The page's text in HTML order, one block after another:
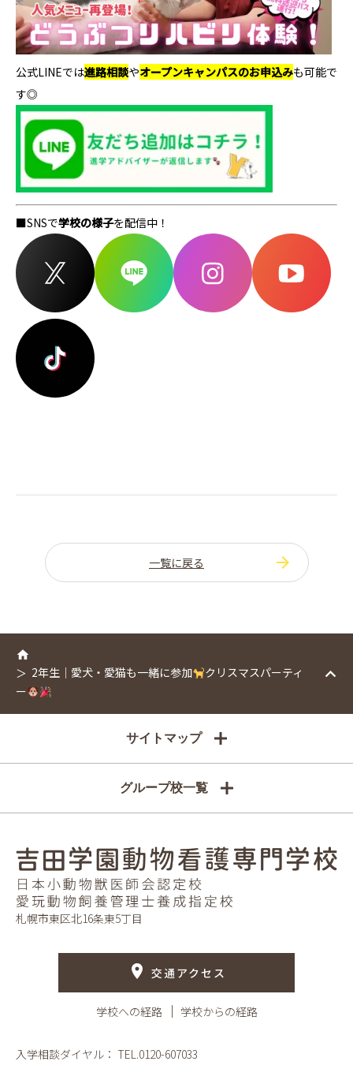
公式LINEでは進路相談やオープンキャンパスのお申込みも可能で
す◎
■SNSで学校の様子を配信中！
一覧に戻る
2年生｜愛犬・愛猫も一緒に参加
クリスマスパーティ
ー
サイトマップ
グループ校一覧
札幌市東区北16条東5丁目
交通アクセス
学校への経路 学校からの経路
入学相談ダイヤル： TEL.0120-607033